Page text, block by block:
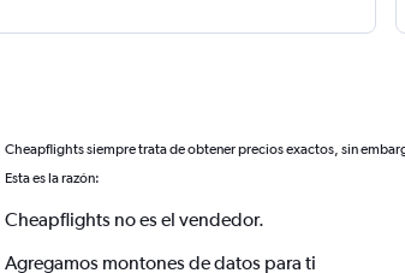
Cheapflights siempre trata de obtener precios exactos, sin
Esta es la razón:
Cheapflights no es el vendedor.
Agregamos montones de datos para ti